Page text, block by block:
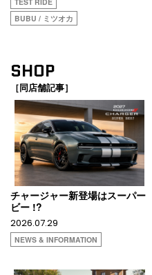
BUBU / ミツオカ
SHOP
［同店舗記事］
チャージャー新登場はスーパー
ビー !?
2026.07.29
NEWS & INFORMATION